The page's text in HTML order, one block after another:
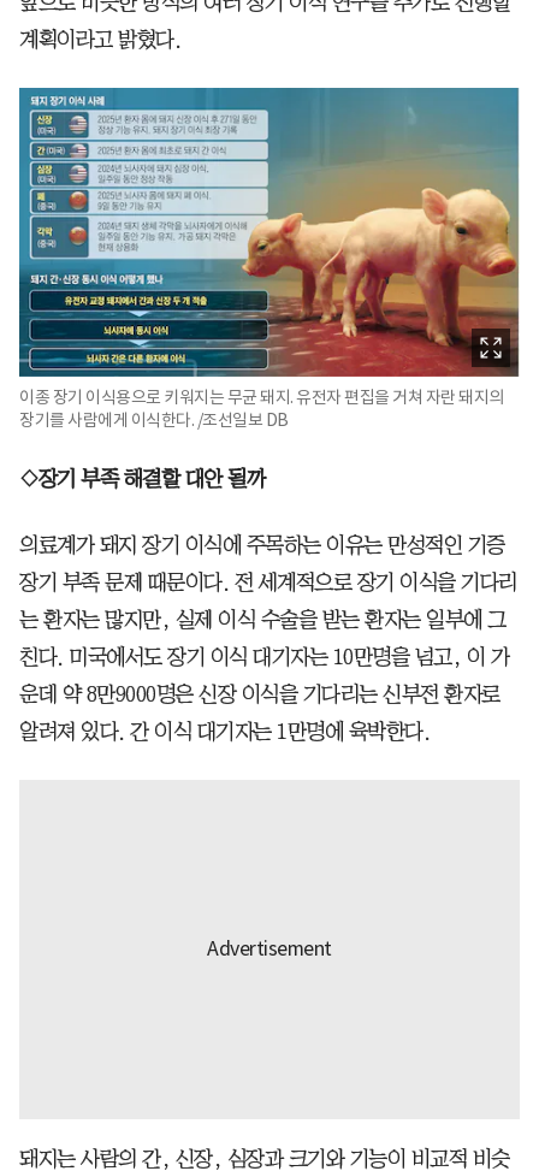
계획이라고 밝혔다.
이종 장기 이식용으로 키워지는 무균 돼지. 유전자 편집을 거쳐 자란 돼지의
장기를 사람에게 이식한다. /조선일보 DB
◇장기 부족 해결할 대안 될까
의료계가 돼지 장기 이식에 주목하는 이유는 만성적인 기증
장기 부족 문제 때문이다. 전 세계적으로 장기 이식을 기다리
는 환자는 많지만, 실제 이식 수술을 받는 환자는 일부에 그
친다. 미국에서도 장기 이식 대기자는 10만명을 넘고, 이 가
운데 약 8만9000명은 신장 이식을 기다리는 신부전 환자로
알려져 있다. 간 이식 대기자는 1만명에 육박한다.
돼지는 사람의 간, 신장, 심장과 크기와 기능이 비교적 비슷